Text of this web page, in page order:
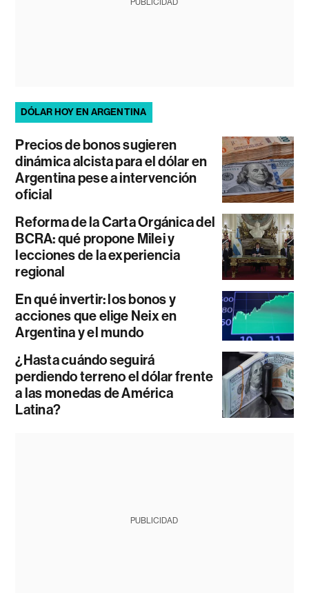
PUBLICIDAD
DÓLAR HOY EN ARGENTINA
Precios de bonos sugieren
dinámica alcista para el dólar en
Argentina pese a intervención
oficial
Reforma de la Carta Orgánica del
BCRA: qué propone Milei y
lecciones de la experiencia
regional
En qué invertir: los bonos y
acciones que elige Neix en
Argentina y el mundo
¿Hasta cuándo seguirá
perdiendo terreno el dólar frente
a las monedas de América
Latina?
PUBLICIDAD